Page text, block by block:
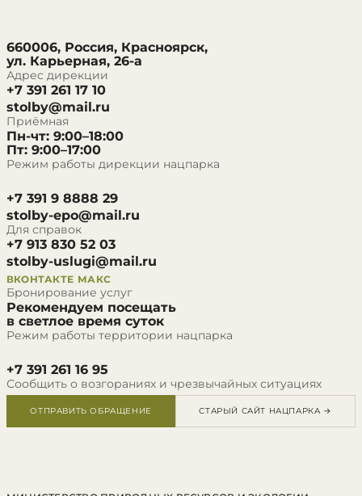
660006, Россия, Красноярск,
ул. Карьерная, 26-а
Адрес дирекции
+7 391 261 17 10
stolby@mail.ru
Приёмная
Пн-чт: 9:00–18:00
Пт: 9:00–17:00
Режим работы дирекции нацпарка
+7 391 9 8888 29
stolby-epo@mail.ru
Для справок
+7 913 830 52 03
stolby-uslugi@mail.ru
ВКОНТАКТЕ МАКС
Бронирование услуг
Рекомендуем посещать
в светлое время суток
Режим работы территории нацпарка
+7 391 261 16 95
Сообщить о возгораниях и чрезвычайных ситуациях
ОТПРАВИТЬ ОБРАЩЕНИЕ СТАРЫЙ САЙТ НАЦПАРКА →